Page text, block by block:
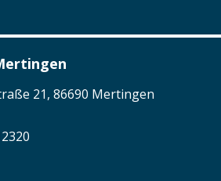
21, 86690 Mertingen